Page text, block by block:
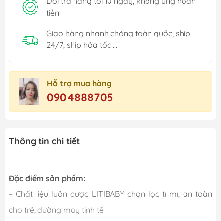
tiền
Giao hàng nhanh chóng toàn quốc, ship
24/7, ship hỏa tốc ...
Hỗ trợ mua hàng
0904888705
Thông tin chi tiết
Đặc điểm sản phẩm:
– Chất liệu luôn được LITIBABY chọn lọc tỉ mỉ, an toàn
cho trẻ, đường may tinh tế